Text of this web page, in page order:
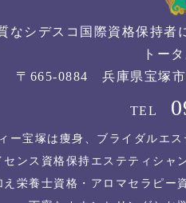
なシデスコ国際資格保持
トー
〒665-0884 兵庫県宝塚市
TEL
ー宝塚は痩身、ブライダルエ
ンス資格保持エステティシャ
え栄養士資格・アロマセラピー